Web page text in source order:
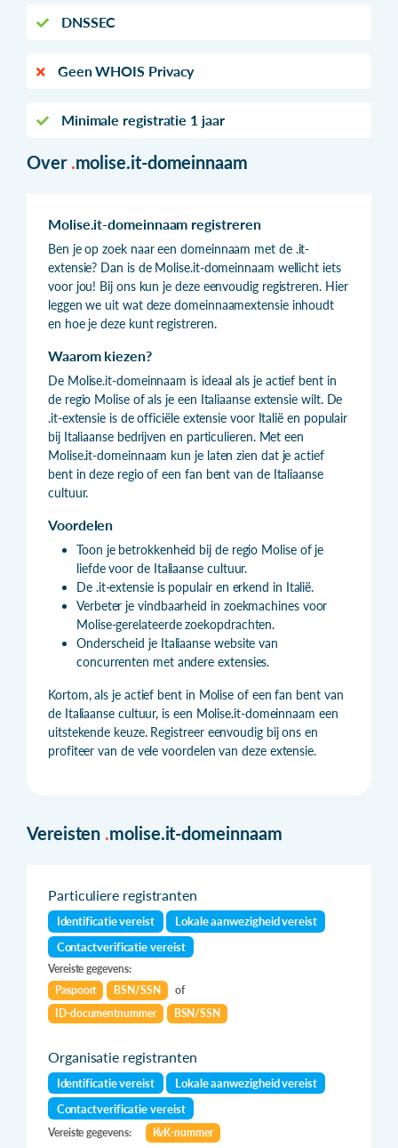
DNSSEC
Geen WHOIS Privacy
Minimale registratie 1 jaar
Over .molise.it-domeinnaam
Molise.it-domeinnaam registreren
Ben je op zoek naar een domeinnaam met de .it-
extensie? Dan is de Molise.it-domeinnaam wellicht iets
voor jou! Bij ons kun je deze eenvoudig registreren. Hier
leggen we uit wat deze domeinnaamextensie inhoudt
en hoe je deze kunt registreren.
Waarom kiezen?
De Molise.it-domeinnaam is ideaal als je actief bent in
de regio Molise of als je een Italiaanse extensie wilt. De
.it-extensie is de officiële extensie voor Italië en populair
bij Italiaanse bedrijven en particulieren. Met een
Molise.it-domeinnaam kun je laten zien dat je actief
bent in deze regio of een fan bent van de Italiaanse
cultuur.
Voordelen
Toon je betrokkenheid bij de regio Molise of je
liefde voor de Italiaanse cultuur.
De .it-extensie is populair en erkend in Italië.
Verbeter je vindbaarheid in zoekmachines voor
Molise-gerelateerde zoekopdrachten.
Onderscheid je Italiaanse website van
concurrenten met andere extensies.
Kortom, als je actief bent in Molise of een fan bent van
de Italiaanse cultuur, is een Molise.it-domeinnaam een
uitstekende keuze. Registreer eenvoudig bij ons en
profiteer van de vele voordelen van deze extensie.
Vereisten .molise.it-domeinnaam
Particuliere registranten
Identificatie vereist
Lokale aanwezigheid vereist
Contactverificatie vereist
Vereiste gegevens:
Paspoort
BSN/SSN
of
ID-documentnummer
BSN/SSN
Organisatie registranten
Identificatie vereist
Lokale aanwezigheid vereist
Contactverificatie vereist
Vereiste gegevens: KvK-nummer